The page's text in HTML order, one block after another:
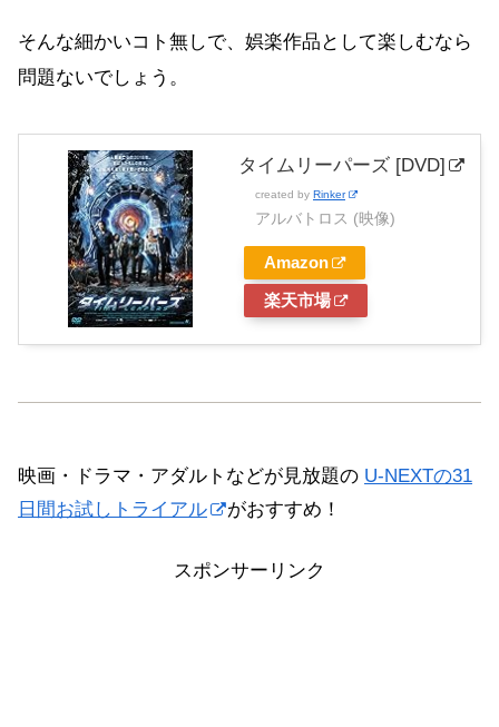
そんな細かいコト無しで、娯楽作品として楽しむなら
問題ないでしょう。
タイムリーパーズ [DVD]
created by Rinker
アルバトロス (映像)
Amazon
楽天市場
映画・ドラマ・アダルトなどが見放題の U-NEXTの31
日間お試しトライアル
がおすすめ！
スポンサーリンク